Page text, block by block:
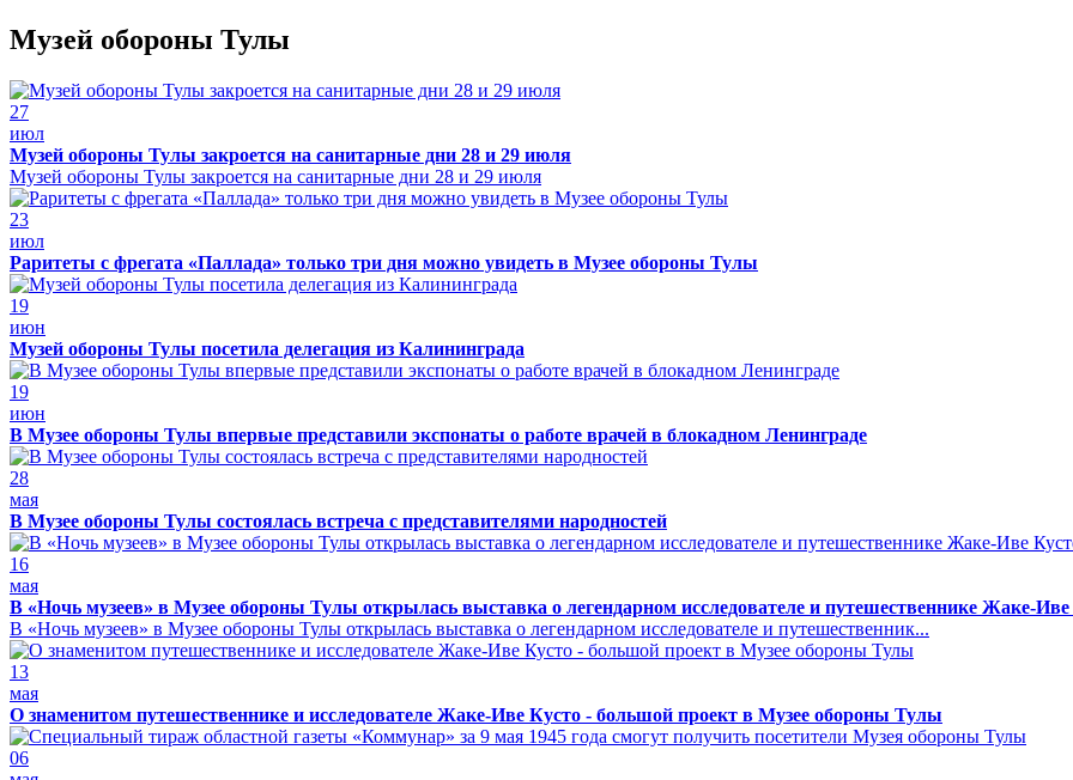
Музей обороны Тулы
27
июл
Музей обороны Тулы закроется на санитарные дни 28 и 29 июля
Музей обороны Тулы закроется на санитарные дни 28 и 29 июля
23
июл
Раритеты с фрегата «Паллада» только три дня можно увидеть в Музее обороны Тулы
19
июн
Музей обороны Тулы посетила делегация из Калининграда
19
июн
В Музее обороны Тулы впервые представили экспонаты о работе врачей в блокадном Ленинграде
28
мая
В Музее обороны Тулы состоялась встреча с представителями народностей
16
мая
В «Ночь музеев» в Музее обороны Тулы открылась выставка о легендарном исследователе и путешественнике Жаке-
В «Ночь музеев» в Музее обороны Тулы открылась выставка о легендарном исследователе и путешественник...
13
мая
О знаменитом путешественнике и исследователе Жаке-Иве Кусто - большой проект в Музее обороны Тулы
06